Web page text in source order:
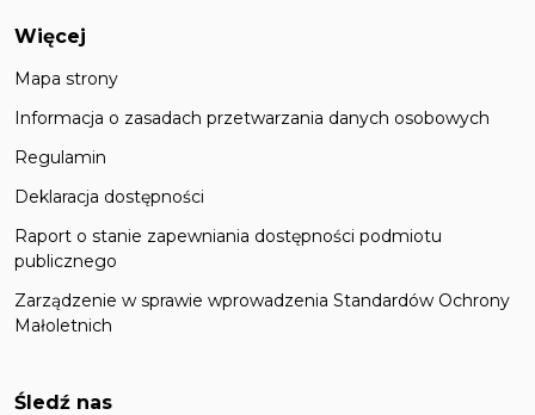
Więcej
Mapa strony
Informacja o zasadach przetwarzania danych osobowych
Regulamin
Deklaracja dostępności
Raport o stanie zapewniania dostępności podmiotu
publicznego
Zarządzenie w sprawie wprowadzenia Standardów Ochrony
Małoletnich
Śledź nas